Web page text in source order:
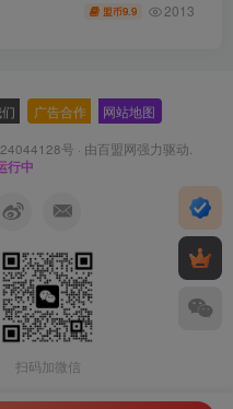
盟币9.9 2013
广告合作 网站地图
号 · 由百盟网强力驱动.
行中
扫码加微信